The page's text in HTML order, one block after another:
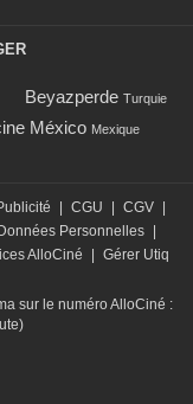
Beyazperde Turquie
México Mexique
CGU CGV
Données Personnelles
AlloCiné
Gérer Utiq
sur le numéro AlloCiné :